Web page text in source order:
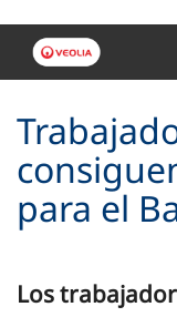
para el
Los